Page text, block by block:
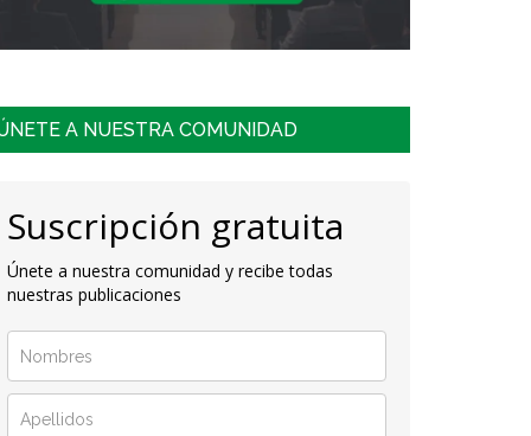
A NUESTRA COMUNIDAD
Suscripción gratuita
Únete a nuestra comunidad y recibe todas
nuestras publicaciones